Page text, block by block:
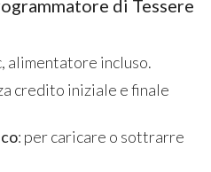
di Tessere
alimentatore incluso.
credito iniziale e finale
: per caricare o sottrarre